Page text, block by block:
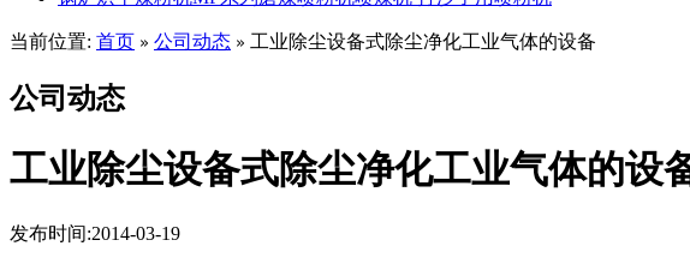
当前位置: 首页 » 公司动态 » 工业除尘设备式除尘净化工业气体的设备
公司动态
工业除尘设备式除尘净化工业气体的设
发布时间:2014-03-19